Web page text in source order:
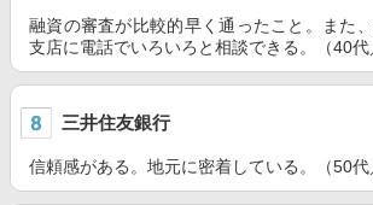
融資の審査が比較的早く通ったこと。また
支店に電話でいろいろと相談できる。（40代
三井住友銀行
信頼感がある。地元に密着している。（50代